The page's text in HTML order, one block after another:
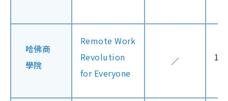
哈佛商
學院
Remote Work
Revolution
for Everyone
／